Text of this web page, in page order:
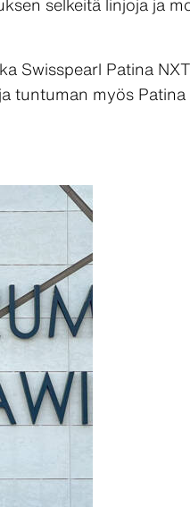
Swisspearl Patina
tuntuman myös Patina